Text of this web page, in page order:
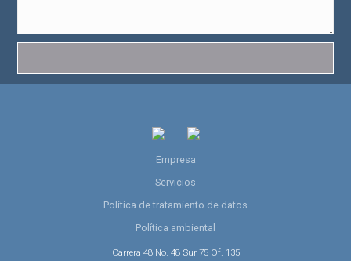
Empresa
Servicios
Política de tratamiento de datos
Política ambiental
Carrera 48 No. 48 Sur 75 Of. 135